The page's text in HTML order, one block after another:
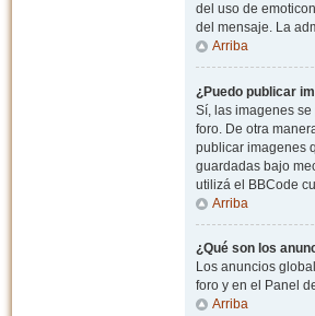
del uso de
del mensaje. La
Arriba
¿Puedo publicar
Sí, las imagenes
foro. De otra
publicar imagenes
guardadas bajo
utilizá el BBCode
Arriba
¿Qué son los
Los anuncios
foro y en el Panel
Arriba